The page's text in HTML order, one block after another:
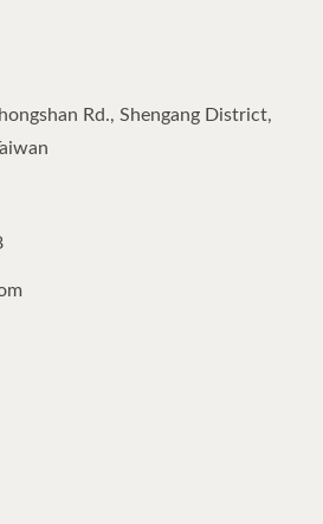
Rd., Shengang District,